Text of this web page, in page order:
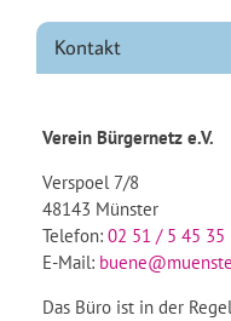
Kontakt
Verein Bürgernetz e.V.
Verspoel 7/8
48143 Münster
Telefon: 02 51 / 5 45 35
E-Mail:
Das Büro ist in der